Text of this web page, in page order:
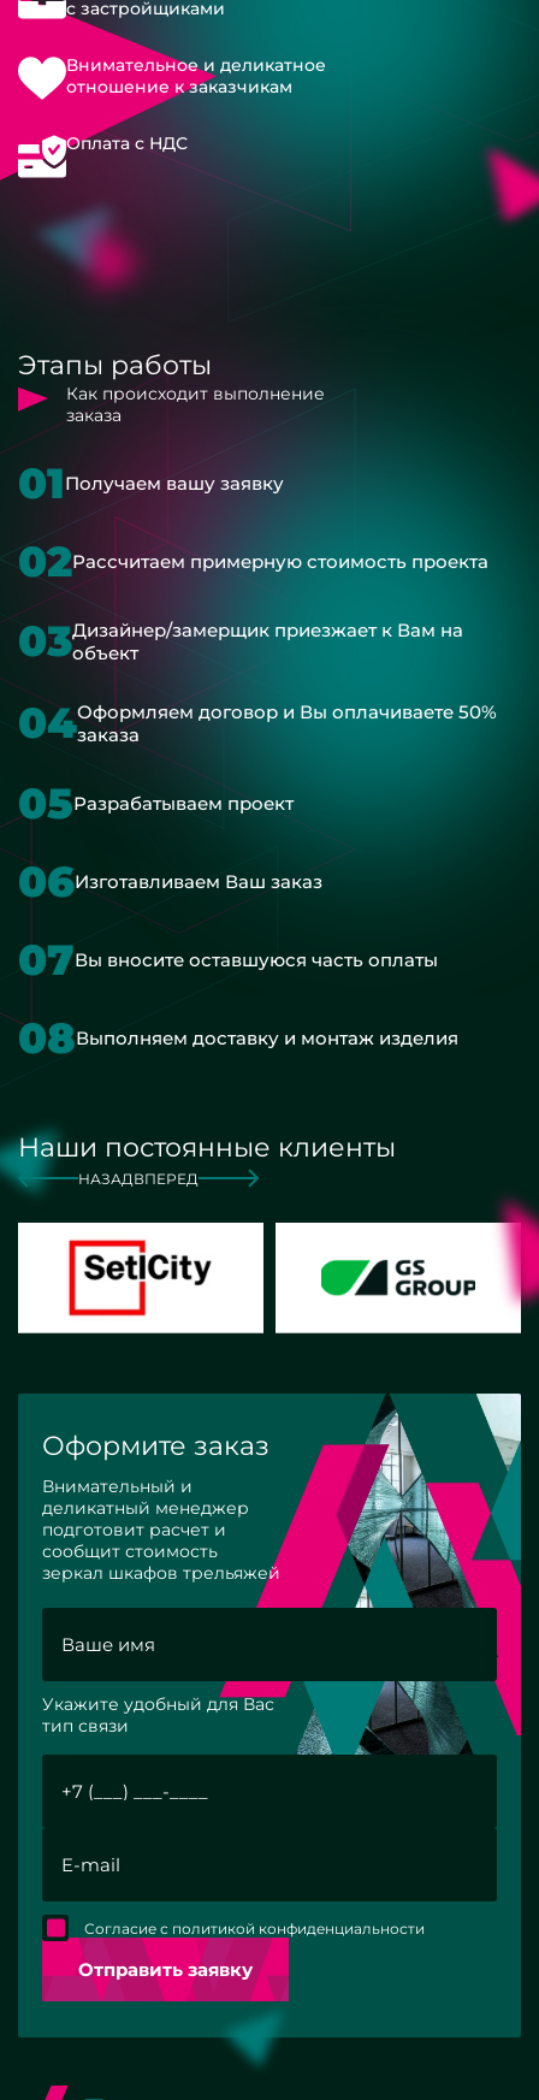
с застройщиками
Внимательное и деликатное
отношение к заказчикам
Оплата с НДС
Этапы работы
Как происходит выполнение
заказа
01Получаем вашу заявку
02Рассчитаем примерную стоимость проекта
03Дизайнер/замерщик приезжает к Вам на
объект
04Оформляем договор и Вы оплачиваете 50%
заказа
05Разрабатываем проект
06Изготавливаем Ваш заказ
07Вы вносите оставшуюся часть оплаты
08Выполняем доставку и монтаж изделия
Наши постоянные клиенты
НАЗАД ВПЕРЕД
Оформите заказ
Внимательный и
деликатный менеджер
подготовит расчет и
сообщит стоимость
зеркал шкафов трельяжей
Укажите удобный для Вас
тип связи
Отправить заявку
Согласие с политикой конфиденциальности